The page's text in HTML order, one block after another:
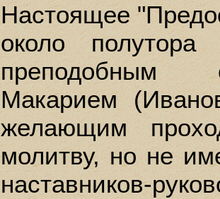
Настоящее
около
преподобным
Макарием
желающим
молитву, но не
наставников-